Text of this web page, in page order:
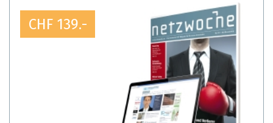
CHF 139.-